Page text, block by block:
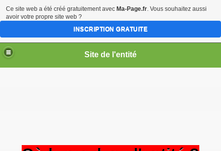
Site de l'entité
Ce site web a été créé gratuitement avec Ma-Page.fr. Vous souhaitez aussi
avoir votre propre site web ?
INSCRIPTION GRATUITE